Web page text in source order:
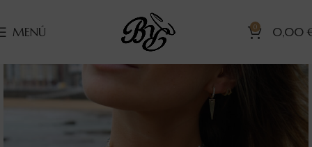
MENÚ 0 0,00